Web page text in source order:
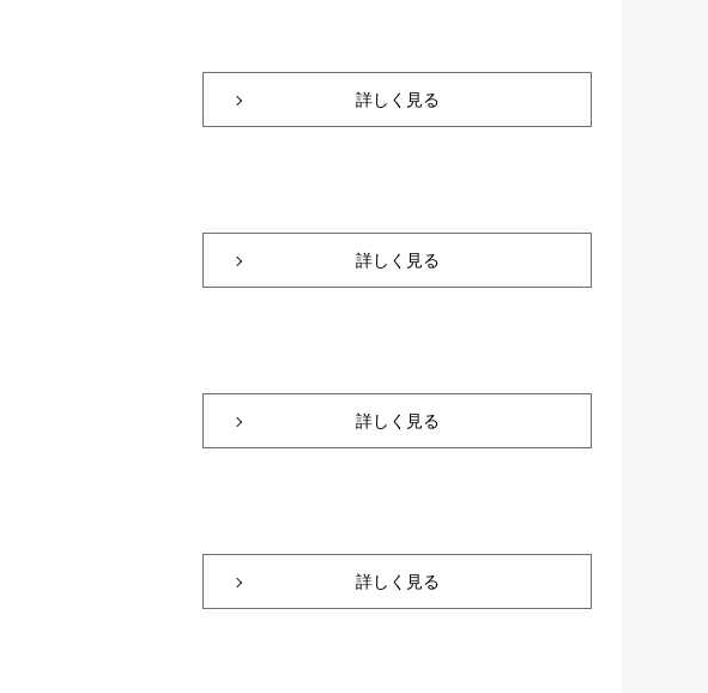
詳しく見る
詳しく見る
詳しく見る
詳しく見る